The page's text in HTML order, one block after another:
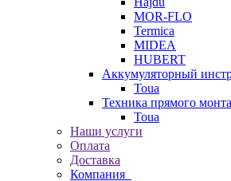
MOR-FLO
Termica
MIDEA
HUBERT
Аккумуляторный
Toua
Техника прямого
Toua
Наши услуги
Оплата
Доставка
Компания